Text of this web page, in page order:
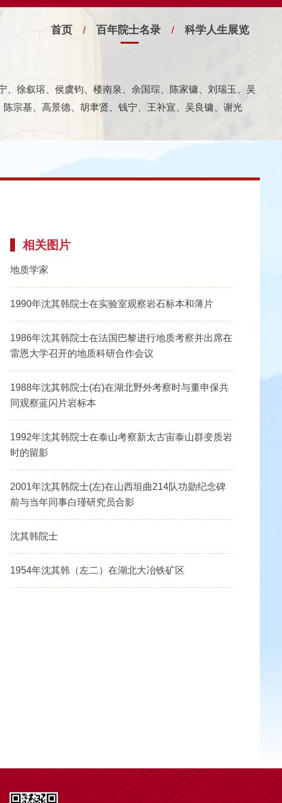
首页 / 百年院士名录 / 科学人生展览
、徐叙瑢、侯虞钧、楼南泉、余国琮、陈家镛、刘瑞玉、吴
宗基、高景德、胡聿贤、钱宁、王补宣、吴良镛、谢光
相关图片
地质学家
1990年沈其韩院士在实验室观察岩石标本和薄片
1986年沈其韩院士在法国巴黎进行地质考察并出席在
雷恩大学召开的地质科研合作会议
1988年沈其韩院士(右)在湖北野外考察时与董申保共
同观察蓝闪片岩标本
1992年沈其韩院士在泰山考察新太古宙泰山群变质岩
时的留影
2001年沈其韩院士(左)在山西垣曲214队功勋纪念碑
前与当年同事白瑾研究员合影
沈其韩院士
1954年沈其韩（左二）在湖北大冶铁矿区